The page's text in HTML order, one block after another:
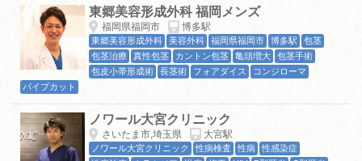
東郷美容形成外科 福岡メンズ
福岡県福岡市 博多駅
東郷美容形成外科 美容外科 福岡県福岡市 博多駅
包茎
包茎治療
真性包茎 カントン包茎 亀頭増大
包茎手術
包皮小帯形成術
長茎術 フォアダイス
コンジローマ
パイプカット
ノワール大宮クリニック
さいたま市,埼玉県 大宮駅
ノワール大宮クリニック 性病検査 性病
性感染症